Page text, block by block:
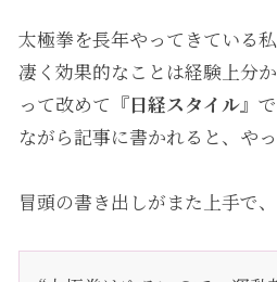
太極拳を長年やってきている
凄く効果的なことは経験上分
って改めて 『日経スタイル』
ながら記事に書かれると、や
冒頭の書き出しがまた上手で、